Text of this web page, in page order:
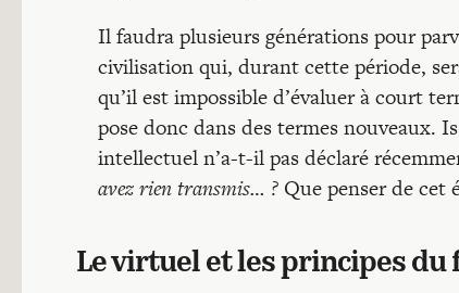
Il faudra plusieurs générations pour
civilisation qui, durant cette période,
qu’il est impossible d’évaluer à court
pose donc dans des termes nouveaux.
intellectuel n’a-t-il pas déclaré
avez rien transmis… ? Que penser de cet
Le virtuel et les principes